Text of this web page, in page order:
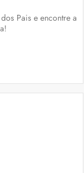
Pais e encontre a